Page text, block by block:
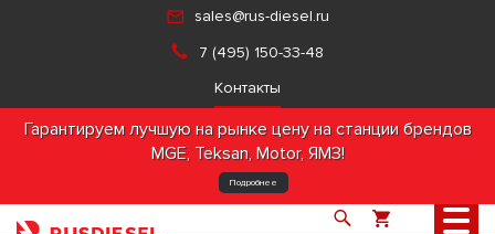
sales@rus-diesel.ru
7 (495) 150-33-48
Контакты
Гарантируем лучшую на рынке цену на станции брендов
MGE, Teksan, Motor, ЯМЗ!
Подробнее